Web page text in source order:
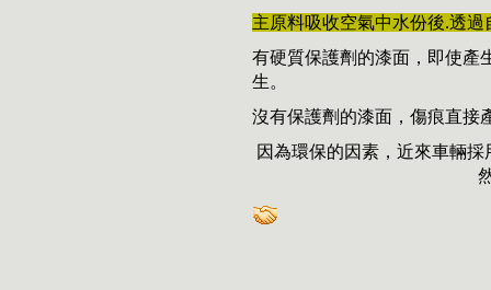
主原料吸收空氣中水份後.透
有硬質保護劑的漆面，即使產
生。
沒有保護劑的漆面，傷痕直接
因為環保的因素，近來車輛